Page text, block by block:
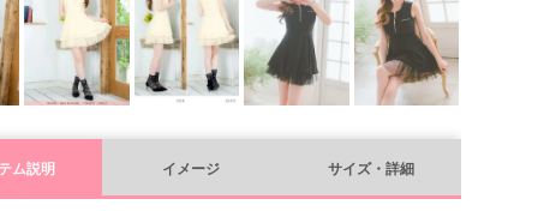
ム説明 イメージ サイズ・詳細